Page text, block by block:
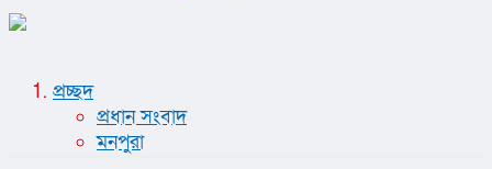
প্রচ্ছদ
প্রধান সংবাদ
মনপুরা